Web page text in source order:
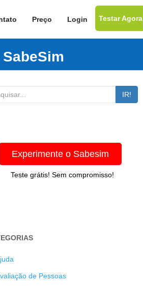
Preço Login Testar Agora
IR!
Experimente o Sabesim
Teste grátis! Sem compromisso!
de Pessoas